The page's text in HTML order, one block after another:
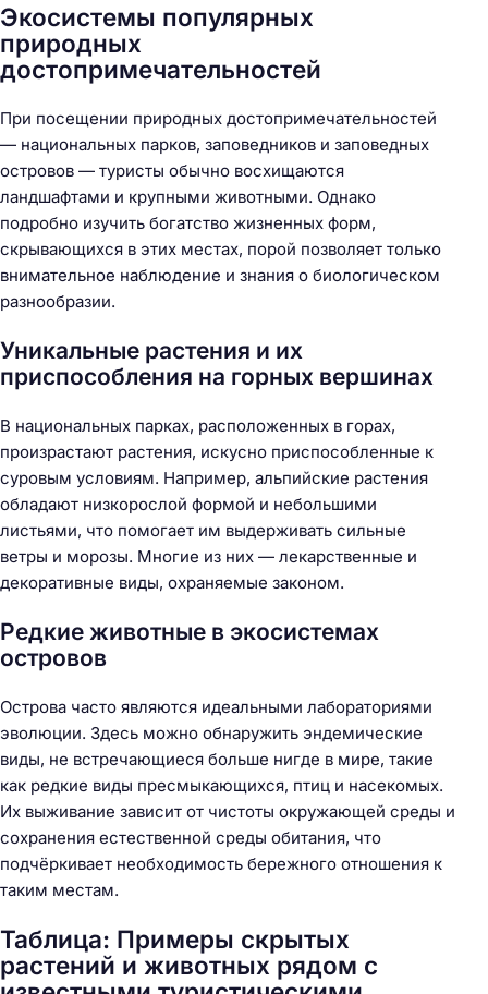
Экосистемы популярных
природных
достопримечательностей
При посещении природных достопримечательностей
— национальных парков, заповедников и заповедных
островов — туристы обычно восхищаются
ландшафтами и крупными животными. Однако
подробно изучить богатство жизненных форм,
скрывающихся в этих местах, порой позволяет только
внимательное наблюдение и знания о биологическом
разнообразии.
Уникальные растения и их
приспособления на горных вершинах
В национальных парках, расположенных в горах,
произрастают растения, искусно приспособленные к
суровым условиям. Например, альпийские растения
обладают низкорослой формой и небольшими
листьями, что помогает им выдерживать сильные
ветры и морозы. Многие из них — лекарственные и
декоративные виды, охраняемые законом.
Редкие животные в экосистемах
островов
Острова часто являются идеальными лабораториями
эволюции. Здесь можно обнаружить эндемические
виды, не встречающиеся больше нигде в мире, такие
как редкие виды пресмыкающихся, птиц и насекомых.
Их выживание зависит от чистоты окружающей среды и
сохранения естественной среды обитания, что
подчёркивает необходимость бережного отношения к
таким местам.
Таблица: Примеры скрытых
растений и животных рядом с